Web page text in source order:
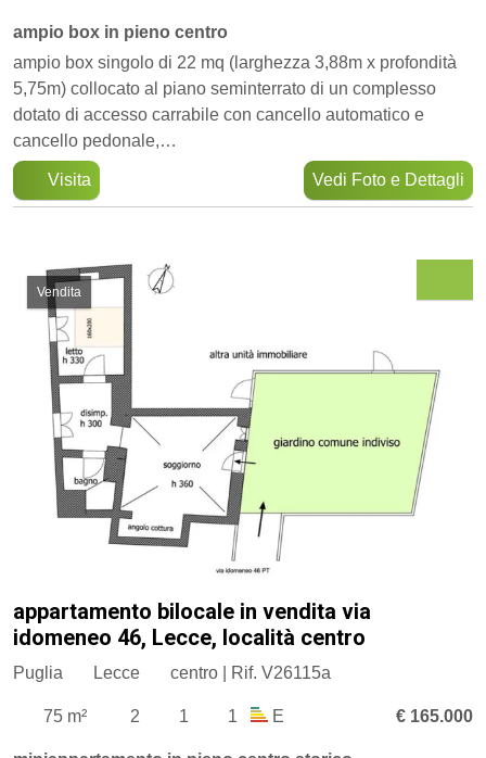
ampio box in pieno centro
ampio box singolo di 22 mq (larghezza 3,88m x profondità
5,75m) collocato al piano seminterrato di un complesso
dotato di accesso carrabile con cancello automatico e
cancello pedonale,…
Visita Vedi Foto e Dettagli
Vendita
appartamento bilocale in vendita via
idomeneo 46, Lecce, località centro
Puglia Lecce centro | Rif. V26115a
75 m² 2 1 1 E € 165.000